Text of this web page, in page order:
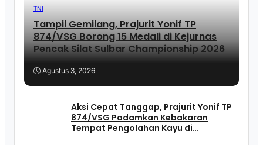
TNI
Tampil Gemilang, Prajurit Yonif TP
874/VSG Borong 15 Medali di Kejurnas
Pencak Silat Sulbar Championship 2026
Agustus 3, 2026
Aksi Cepat Tanggap, Prajurit Yonif TP
874/VSG Padamkan Kebakaran
Tempat Pengolahan Kayu di